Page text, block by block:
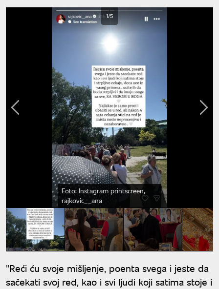
Foto: Instagram printscreen,
rajkovic__ana
1/5
"Reći ću svoje mišljenje, poenta svega i jeste da
sačekati svoj red, kao i svi ljudi koji satima stoje i